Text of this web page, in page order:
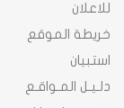
للاعلان
خريطة الموقع
استبيان
دلـيـل المـواقـع